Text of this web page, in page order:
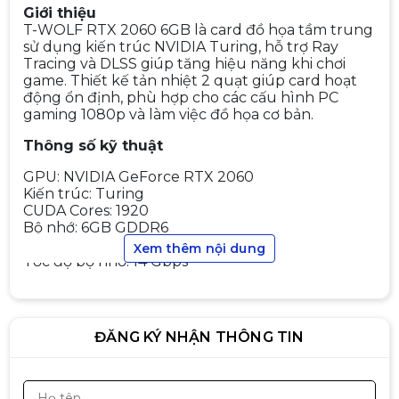
Giới thiệu
T-WOLF RTX 2060 6GB là card đồ họa tầm trung
sử dụng kiến trúc NVIDIA Turing, hỗ trợ Ray
Tracing và DLSS giúp tăng hiệu năng khi chơi
game. Thiết kế tản nhiệt 2 quạt giúp card hoạt
động ổn định, phù hợp cho các cấu hình PC
gaming 1080p và làm việc đồ họa cơ bản.
Thông số kỹ thuật
GPU: NVIDIA GeForce RTX 2060
Kiến trúc: Turing
CUDA Cores: 1920
Bộ nhớ: 6GB GDDR6
Bus bộ nhớ: 192-bit
Tốc độ bộ nhớ: 14 Gbps
DirectX: 12 Ultimate
Độ phân giải tối đa: 7680 × 4320 (8K) ()
Tản nhiệt & thiết kế
Xem thêm nội dung
ĐĂNG KÝ NHẬN THÔNG TIN
Card màn hình (VGA) Gigabyte
750Ti 2GB DDR5 2 Fan (QSD)
990.000đ
Card màn hình MSI GeForce GTX
1050Ti 4GB GDDR5 (QSD)
-11%
Card màn hình MSI RTX5060